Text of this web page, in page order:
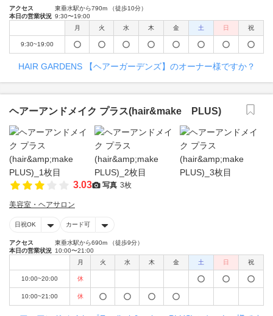
アクセス
東垂水駅から790m （徒歩10分）
本日の営業状況 9:30〜19:00
月
火 水 木 金 土 日 祝
9:30~19:00
HAIR GARDENS 【ヘアーガーデンズ】のオーナー様ですか？
ヘアーアンドメイク プラス(hair&make PLUS)
3.03 写真 3枚
美容室・ヘアサロン
日祝OK カード可
アクセス
東垂水駅から690m （徒歩9分）
本日の営業状況 10:00〜21:00
月
火 水 木 金 土 日 祝
10:00~20:00 休
10:00~21:00 休